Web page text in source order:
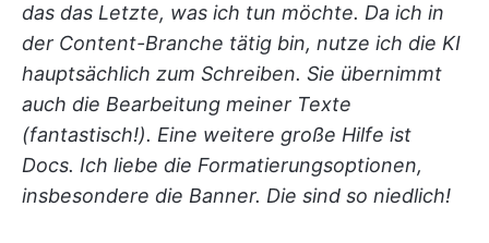
das das Letzte, was ich tun möchte. Da ich in
der Content-Branche tätig bin, nutze ich die KI
hauptsächlich zum Schreiben. Sie übernimmt
auch die Bearbeitung meiner Texte
(fantastisch!). Eine weitere große Hilfe ist
Docs. Ich liebe die Formatierungsoptionen,
insbesondere die Banner. Die sind so niedlich!